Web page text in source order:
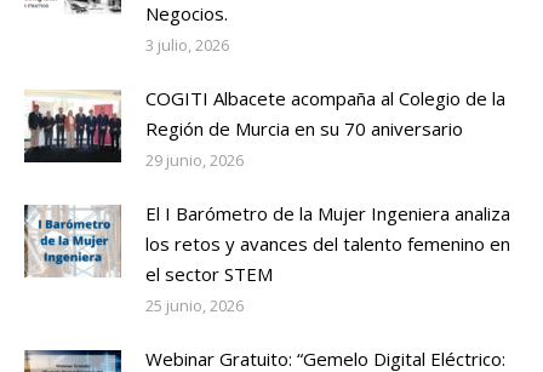
Negocios.
3 julio, 2026
COGITI Albacete acompaña al Colegio de la
Región de Murcia en su 70 aniversario
29 junio, 2026
El I Barómetro de la Mujer Ingeniera analiza
los retos y avances del talento femenino en
el sector STEM
25 junio, 2026
Webinar Gratuito: “Gemelo Digital Eléctrico: